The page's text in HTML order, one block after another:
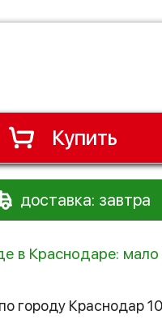
Купить
доставка: завтра
в Краснодаре: мало
городу Краснодар